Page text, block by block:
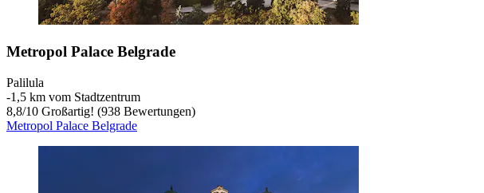
Metropol Palace Belgrade
Palilula
‐1,5 km vom Stadtzentrum
8,8/10 Großartig! (938 Bewertungen)
Metropol Palace Belgrade